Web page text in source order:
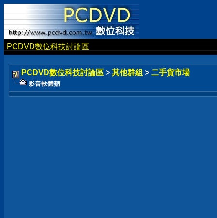
PCDVD數位科技討論區
PCDVD數位科技討論區 > 其他群組 > 二手貨市場
影音軟體類